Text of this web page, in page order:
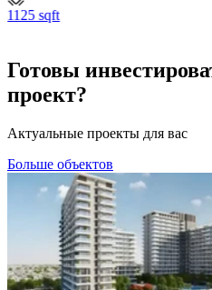
1125 sqft
Готовы
проект?
Актуальные проекты для вас
Больше объектов